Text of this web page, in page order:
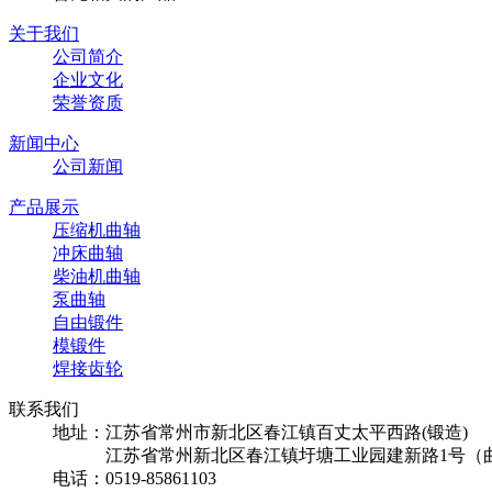
关于我们
公司简介
企业文化
荣誉资质
新闻中心
公司新闻
产品展示
压缩机曲轴
冲床曲轴
柴油机曲轴
泵曲轴
自由锻件
模锻件
焊接齿轮
联系我们
地址：江苏省常州市新北区春江镇百丈太平西路(锻造)
江苏省常州新北区春江镇圩塘工业园建新路1号（
电话：0519-85861103